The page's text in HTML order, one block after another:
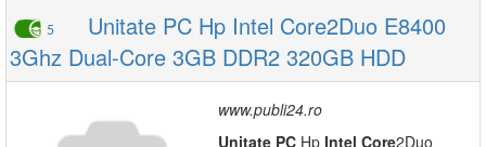
5
Unitate PC Hp Intel Core2Duo E8400
3Ghz Dual-Core 3GB DDR2 320GB HDD
www.publi24.ro
Unitate PC Hp Intel Core2Duo